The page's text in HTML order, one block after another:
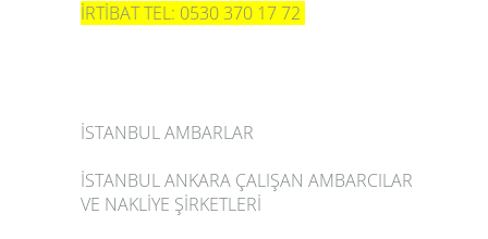
İRTİBAT TEL: 0530 370 17 72
İSTANBUL AMBARLAR
İSTANBUL ANKARA ÇALIŞAN AMBARCILAR
VE NAKLİYE ŞİRKETLERİ